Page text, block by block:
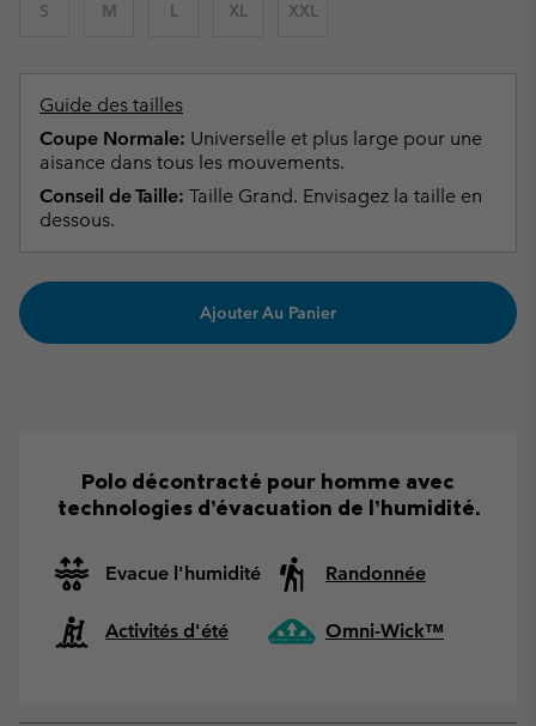
S M L XL XXL
Guide des tailles
Coupe Normale: Universelle et plus large pour une
aisance dans tous les mouvements.
Conseil de Taille: Taille Grand. Envisagez la taille en
dessous.
Ajouter Au Panier
Polo décontracté pour homme avec
technologies d’évacuation de l’humidité.
Evacue l'humidité Randonnée
Activités d'été Omni-Wick™